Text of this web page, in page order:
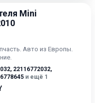
Mini
Авто из Европы.
, 22116772032,
и ещё 1